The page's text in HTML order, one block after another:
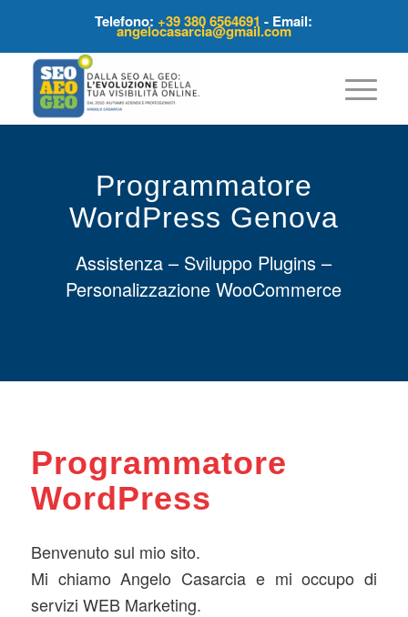
Telefono:+39 380 6564691 - Email:
angelocasarcia@gmail.com
Programmatore
WordPress Genova
Assistenza – Sviluppo Plugins –
Personalizzazione WooCommerce
Programmatore
WordPress
Benvenuto sul mio sito.
Mi chiamo Angelo Casarcia e mi occupo di
servizi WEB Marketing.